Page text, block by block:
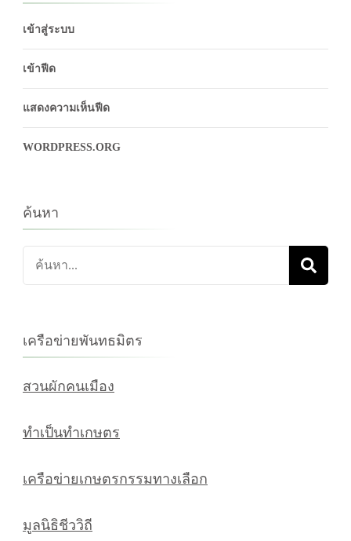
เข้าสู่ระบบ
เข้าฟีด
แสดงความเห็นฟีด
WORDPRESS.ORG
ค้นหา
ค้นหา
เกี่ยว
เครือข่ายพันทธมิตร
สวนผักคนเมือง
ทำเป็นทำเกษตร
เครือข่ายเกษตรกรรมทางเลือก
มูลนิธิชีววิถี